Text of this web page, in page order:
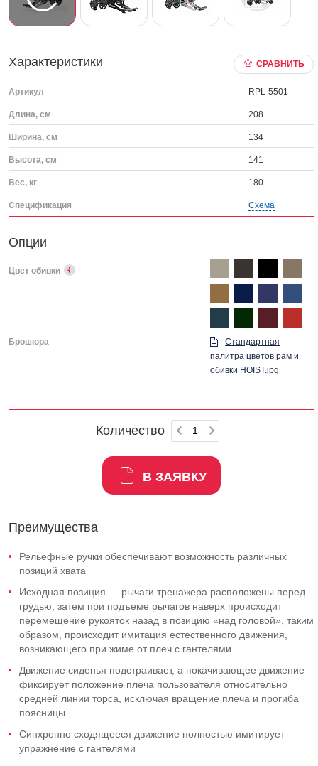
Характеристики СРАВНИТЬ
Артикул RPL-5501
Длина, см 208
Ширина, см 134
Высота, см 141
Вес, кг 180
Спецификация Схема
Опции
Цвет обивки
Брошюра
Стандартная
палитра цветов рам и
обивки HOIST.jpg
Количество
В ЗАЯВКУ
Преимущества
Рельефные ручки обеспечивают возможность различных
позиций хвата
Исходная позиция — рычаги тренажера расположены перед
грудью, затем при подъеме рычагов наверх происходит
перемещение рукояток назад в позицию «над головой», таким
образом, происходит имитация естественного движения,
возникающего при жиме от плеч с гантелями
Движение сиденья подстраивает, а покачивающее движение
фиксирует положение плеча пользователя относительно
средней линии торса, исключая вращение плеча и прогиба
поясницы
Синхронно сходящееся движение полностью имитирует
упражнение с гантелями